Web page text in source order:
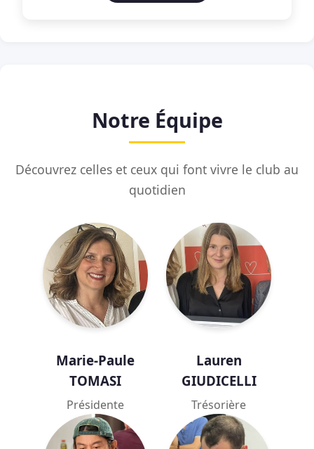
Notre Équipe
Découvrez celles et ceux qui font vivre le club au
quotidien
Marie-Paule
TOMASI
Présidente
Lauren
GIUDICELLI
Trésorière